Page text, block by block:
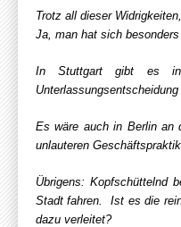
Trotz all dieser
Ja, man hat sich
In Stuttgart gibt es
Es wäre auch in Berlin an
unlauteren
Übrigens: Kopfschüttelnd
Stadt fahren. Ist es die
dazu verleitet?